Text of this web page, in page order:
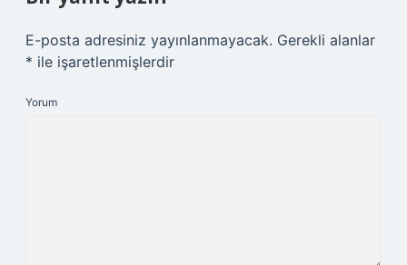
E-posta adresiniz yayınlanmayacak. Gerekli alanlar
* ile işaretlenmişlerdir
Yorum